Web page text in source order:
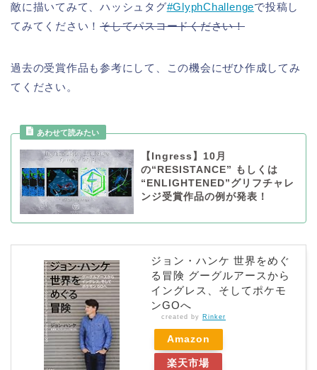
敵に描いてみて、ハッシュタグ#GlyphChallengeで投稿し
てみてください！そしてパスコードください！
過去の受賞作品も参考にして、この機会にぜひ作成してみ
てください。
【Ingress】10月
の“RESISTANCE” もしくは
“ENLIGHTENED”グリフチャレ
ンジ受賞作品の例が発表！
ジョン・ハンケ 世界をめぐ
る冒険 グーグルアースから
イングレス、そしてポケモ
ンGOへ
created by Rinker
Amazon
楽天市場